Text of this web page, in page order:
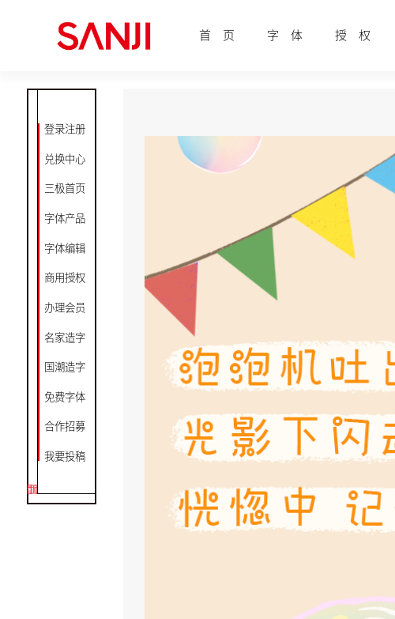
首 页 字 体 授 权
登录注册
兑换中心
三极首页
字体产品
字体编辑
商用授权
办理会员
名家造字
国潮造字
免费字体
合作招募
我要投稿